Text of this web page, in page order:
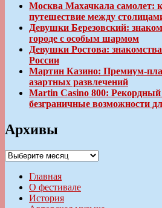
Москва Махачкала самолет:
путешествие между
Девушки Березовский:
городе с особым шармом
Девушки Ростова:
России
Мартин Казино: Премиум-
азартных развлечений
Martin Casino 800: Рекордный
безграничные возможности
Архивы
Архивы
Главная
О фестивале
История